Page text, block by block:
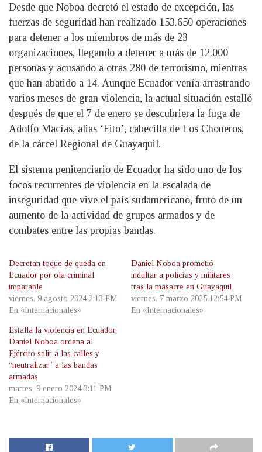
Desde que Noboa decretó el estado de excepción, las
fuerzas de seguridad han realizado 153.650 operaciones
para detener a los miembros de más de 23
organizaciones, llegando a detener a más de 12.000
personas y acusando a otras 280 de terrorismo, mientras
que han abatido a 14. Aunque Ecuador venía arrastrando
varios meses de gran violencia, la actual situación estalló
después de que el 7 de enero se descubriera la fuga de
Adolfo Macías, alias ‘Fito’, cabecilla de Los Choneros,
de la cárcel Regional de Guayaquil.
El sistema penitenciario de Ecuador ha sido uno de los
focos recurrentes de violencia en la escalada de
inseguridad que vive el país sudamericano, fruto de un
aumento de la actividad de grupos armados y de
combates entre las propias bandas.
Decretan toque de queda en
Ecuador por ola criminal
imparable
viernes, 9 agosto 2024 2:13 PM
En «Internacionales»
Daniel Noboa prometió
indultar a policías y militares
tras la masacre en Guayaquil
viernes, 7 marzo 2025 12:54 PM
En «Internacionales»
Estalla la violencia en Ecuador,
Daniel Noboa ordena al
Ejército salir a las calles y
“neutralizar” a las bandas
armadas
martes, 9 enero 2024 3:11 PM
En «Internacionales»